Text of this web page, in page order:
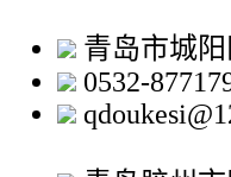
青岛市城
0532-